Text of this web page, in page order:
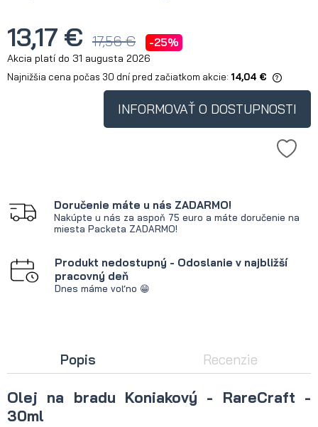
13,17 € 17,56 € -25%
Akcia platí do 31 augusta 2026
Najnižšia cena počas 30 dní pred začiatkom akcie: 14,04 €
Ak je produkt predávaný menej ako
30 dní, zobrazuje sa najnižšia cena
uvedený na trh.
INFORMOVAŤ O DOSTUPNOSTI
Doručenie máte u nás ZADARMO!
Nakúpte u nás za aspoň 75 euro a máte doručenie na
miesta Packeta ZADARMO!
Produkt nedostupný - Odoslanie v najbližší
pracovný deň
Dnes máme voľno 😁
Popis Recenzie
Olej na bradu Koniakový - RareCraft -
30ml